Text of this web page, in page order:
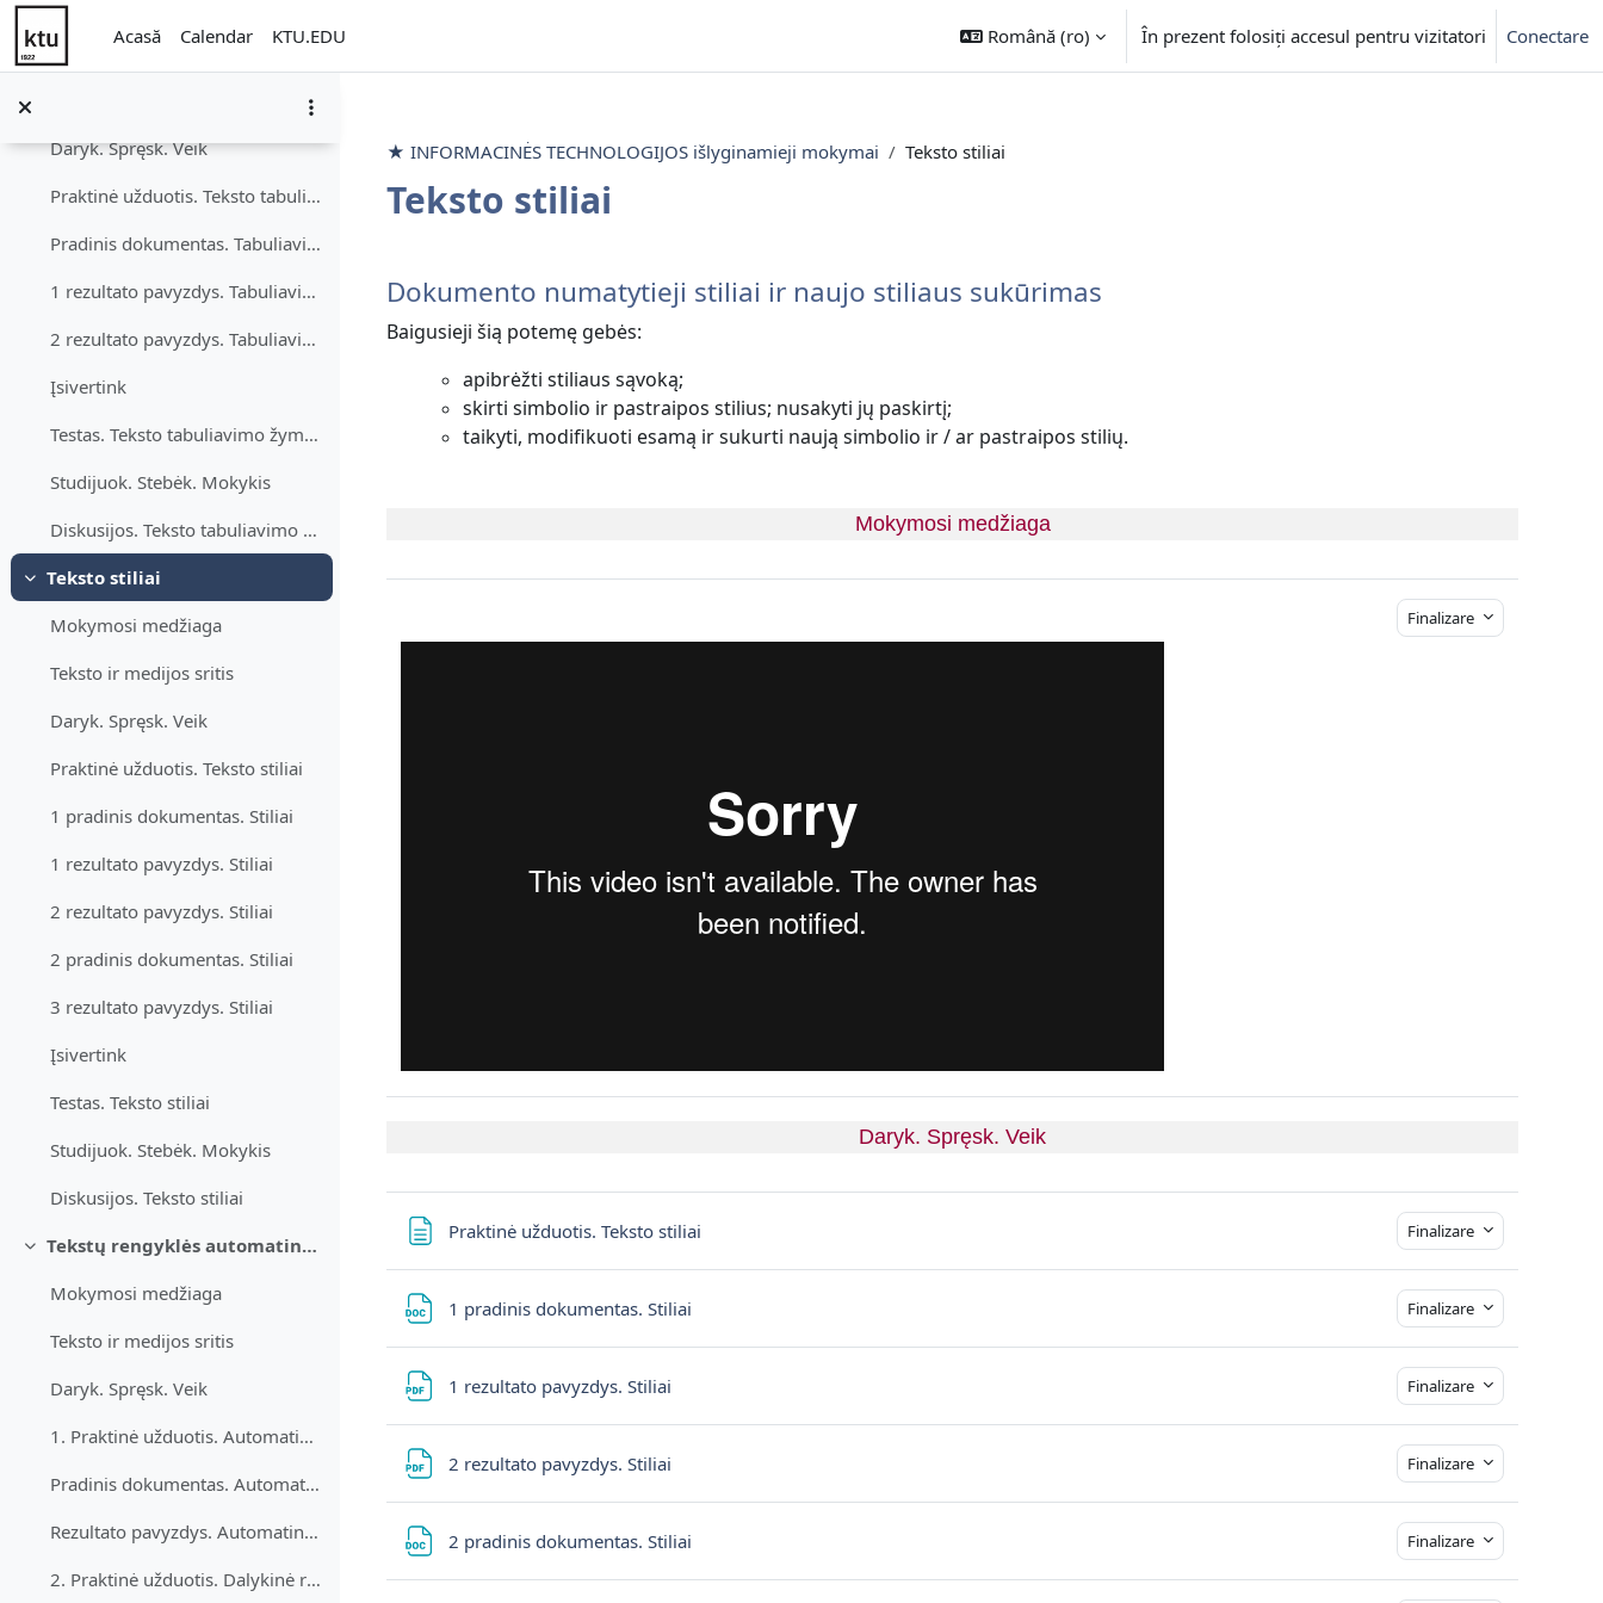
Sari la conţinutul principal
Acasă
Calendar KTU.EDU Română ‎(ro)‎ În prezent folosiți accesul pentru vizitatori Conectare
Derulează
Teksto tabuliavimo žymės
Mokymosi medžiaga
Daryk. Spręsk. Veik
Praktinė užduotis. Teksto tabuliavimo žymės
Pradinis dokumentas. Tabuliavimas
1 rezultato pavyzdys. Tabuliavimo žymės
2 rezultato pavyzdys. Tabuliavimo žymės
Įsivertink
Testas. Teksto tabuliavimo žymės
Studijuok. Stebėk. Mokykis
Diskusijos. Teksto tabuliavimo žymės
Derulează
Teksto stiliai
Mokymosi medžiaga
Teksto ir medijos sritis
Daryk. Spręsk. Veik
Praktinė užduotis. Teksto stiliai
1 pradinis dokumentas. Stiliai
1 rezultato pavyzdys. Stiliai
2 rezultato pavyzdys. Stiliai
2 pradinis dokumentas. Stiliai
3 rezultato pavyzdys. Stiliai
Įsivertink
Testas. Teksto stiliai
Studijuok. Stebėk. Mokykis
Diskusijos. Teksto stiliai
Derulează
Tekstų rengyklės automatinės priemonės
Mokymosi medžiaga
Teksto ir medijos sritis
Daryk. Spręsk. Veik
1. Praktinė užduotis. Automatinis turinys
Pradinis dokumentas. Automatinis turinys
Rezultato pavyzdys. Automatinis turinys
2. Praktinė užduotis. Dalykinė rodyklė ir objektų numeravimas
★ INFORMACINĖS TECHNOLOGIJOS išlyginamieji mokymai Teksto stiliai
Teksto stiliai
Contur secțiune
Dokumento numatytieji stiliai ir naujo stiliaus sukūrimas
Baigusieji šią potemę gebės:
apibrėžti stiliaus sąvoką;
skirti simbolio ir pastraipos stilius; nusakyti jų paskirtį;
taikyti, modifikuoti esamą ir sukurti naują simbolio ir / ar pastraipos stilių.
Mokymosi medžiaga
Finalizare
Daryk. Spręsk. Veik
Praktinė užduotis. Teksto stiliai Finalizare
1 pradinis dokumentas. Stiliai Finalizare
1 rezultato pavyzdys. Stiliai Finalizare
2 rezultato pavyzdys. Stiliai Finalizare
2 pradinis dokumentas. Stiliai Finalizare